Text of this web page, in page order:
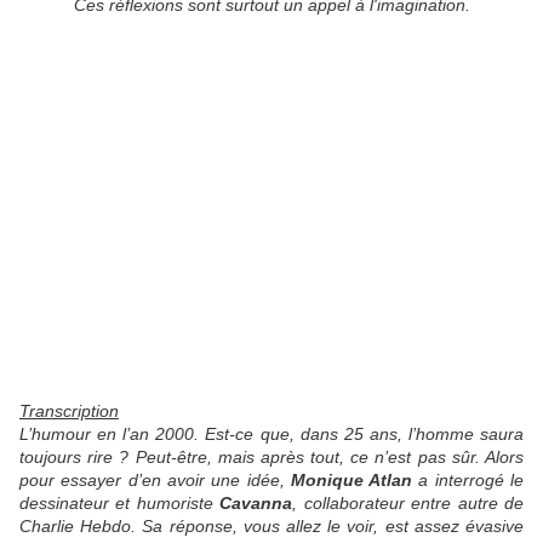
Ces réflexions sont surtout un appel à l'imagination.
Transcription
L’humour en l’an 2000. Est-ce que, dans 25 ans, l’homme saura
toujours rire ? Peut-être, mais après tout, ce n’est pas sûr. Alors
pour essayer d’en avoir une idée, Monique Atlan a interrogé le
dessinateur et humoristeCavanna , collaborateur entre autre de
Charlie Hebdo. Sa réponse, vous allez le voir, est assez évasive